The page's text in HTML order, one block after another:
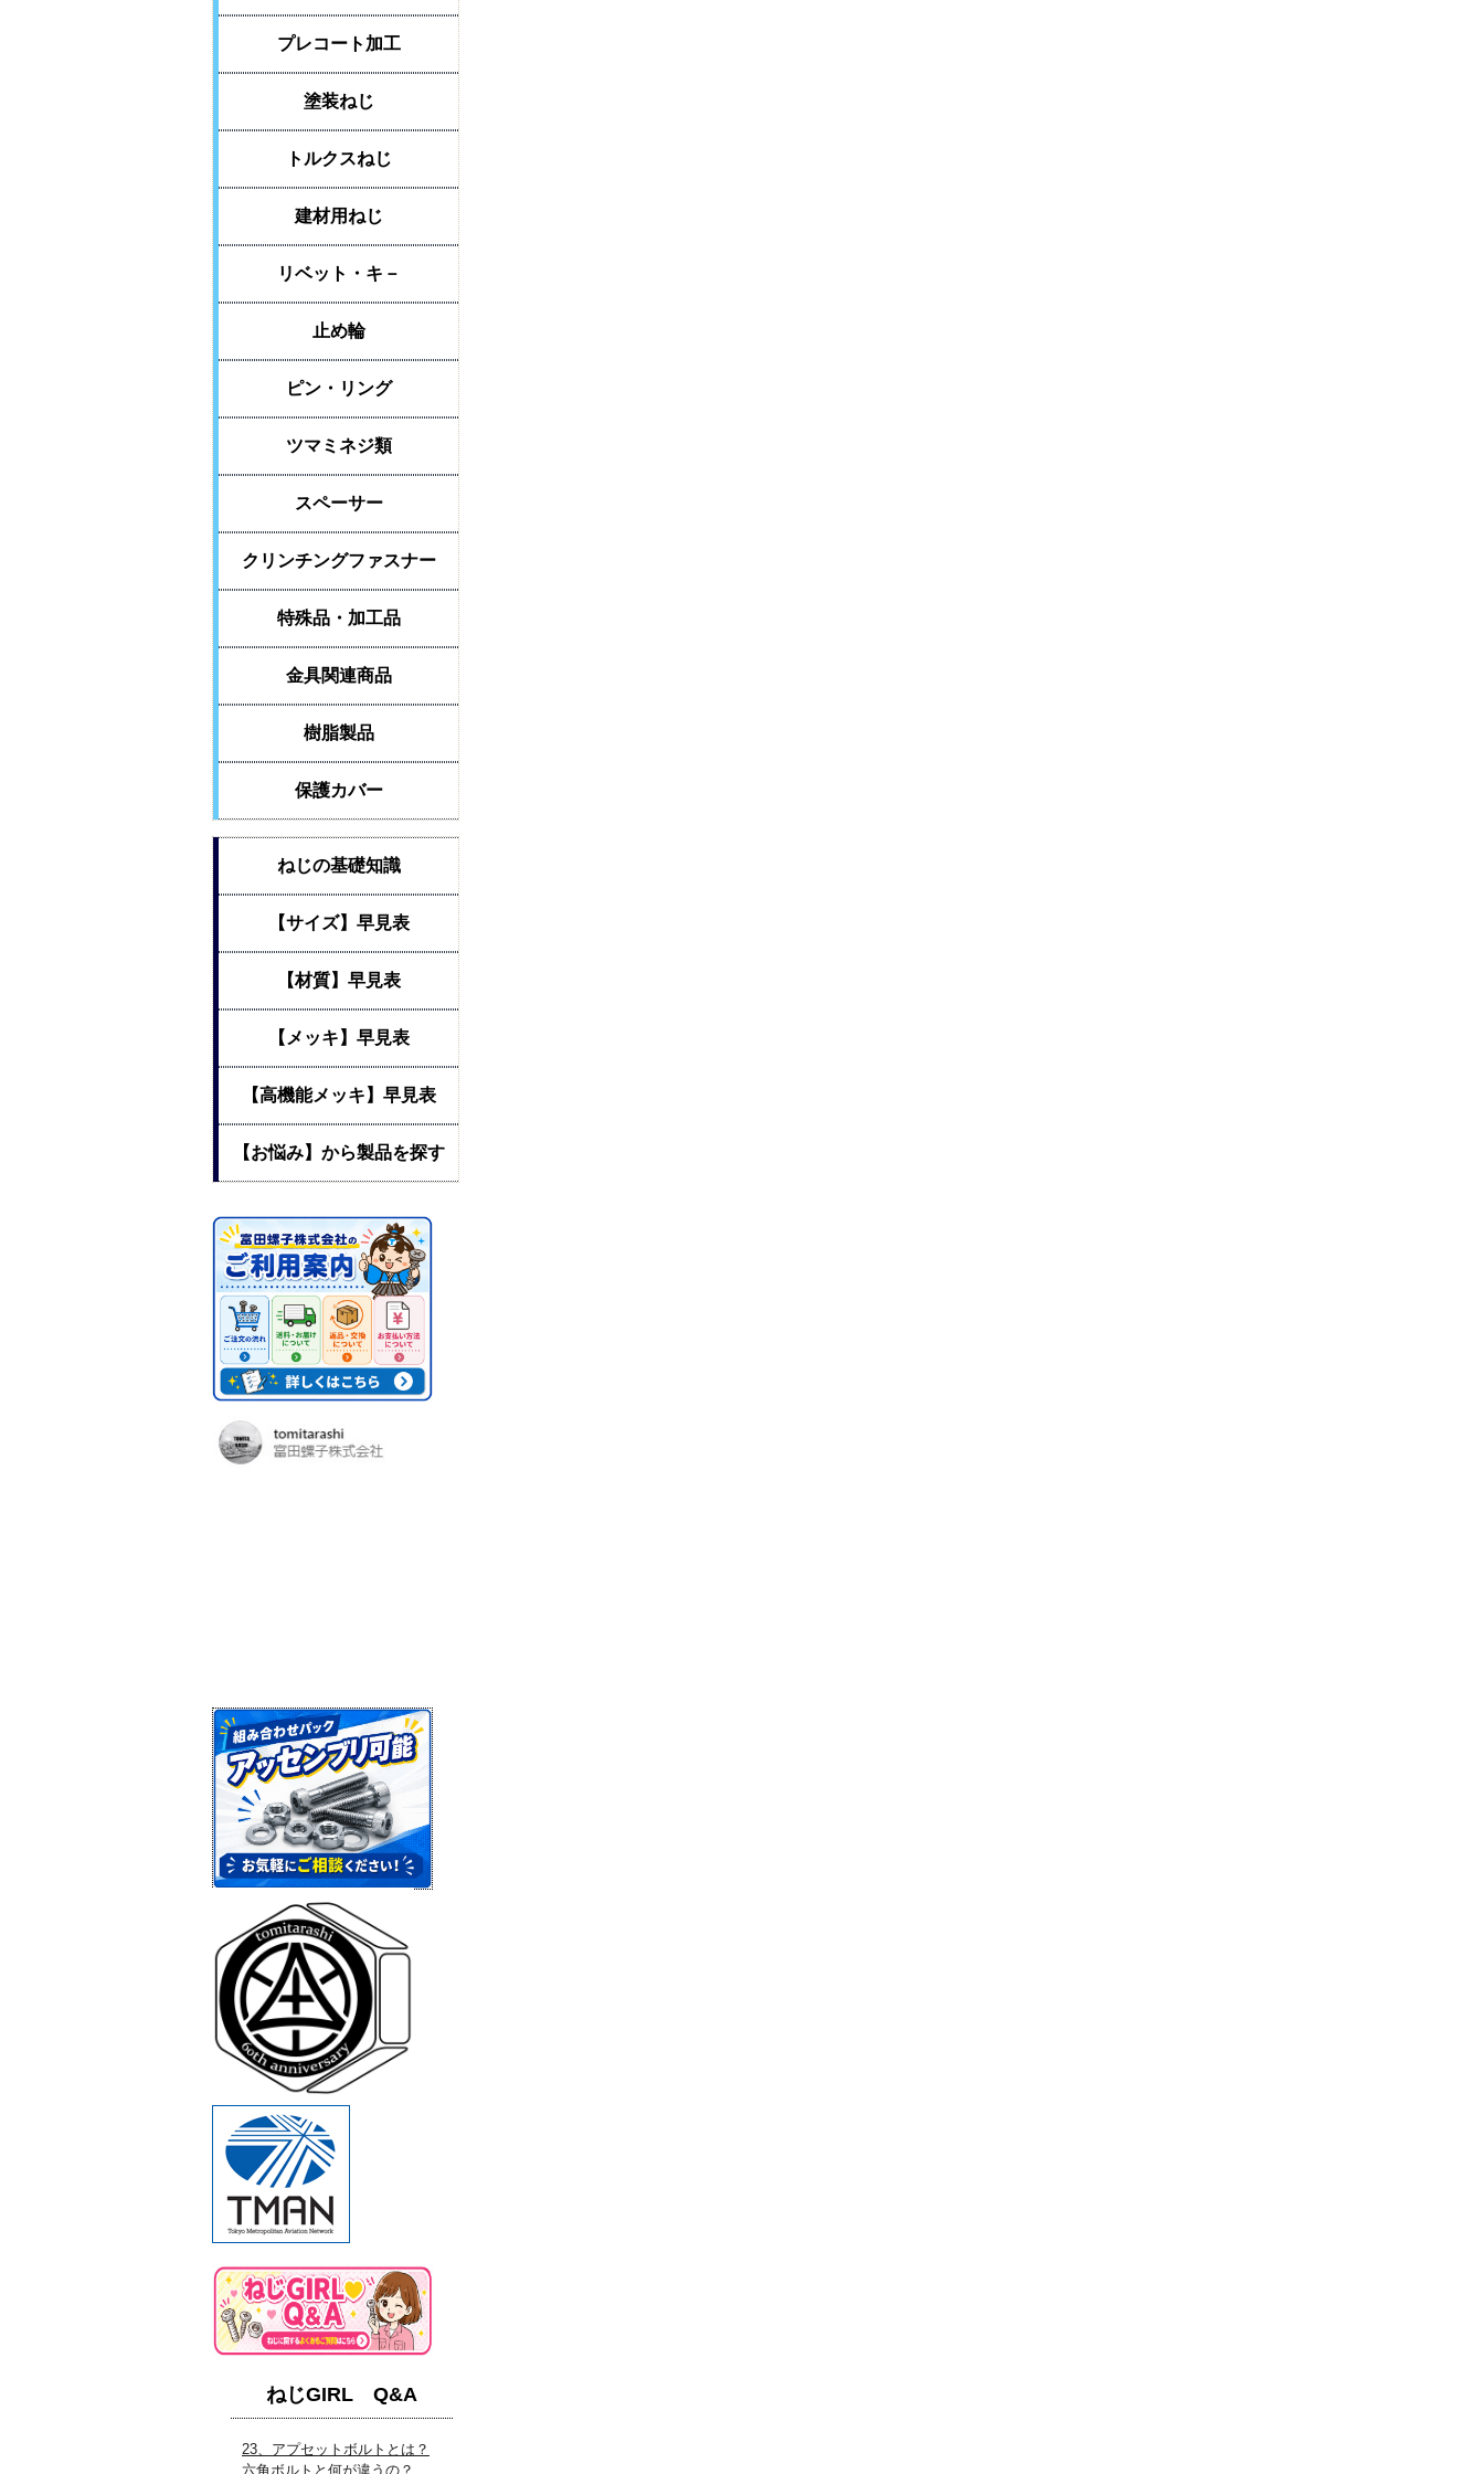
プレコート加工
塗装ねじ
トルクスねじ
建材用ねじ
リベット・キ－
止め輪
ピン・リング
ツマミネジ類
スペーサー
クリンチングファスナー
特殊品・加工品
金具関連商品
樹脂製品
保護カバー
ねじの基礎知識
【サイズ】早見表
【材質】早見表
【メッキ】早見表
【高機能メッキ】早見表
【お悩み】から製品を探す
ねじGIRL Q&A
23、アプセットボルトとは？
六角ボルトと何が違うの？